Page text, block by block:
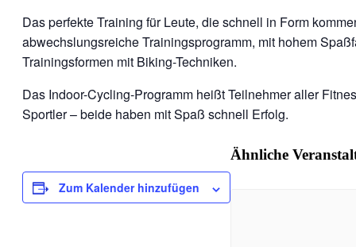
Das perfekte Training für Leute, die schnell in Form
abwechslungsreiche Trainingsprogramm, mit hohem
Trainingsformen mit Biking-Techniken.
Das Indoor-Cycling-Programm heißt Teilnehmer aller
Sportler – beide haben mit Spaß schnell Erfolg.
Zum Kalender hinzufügen
Ähnliche